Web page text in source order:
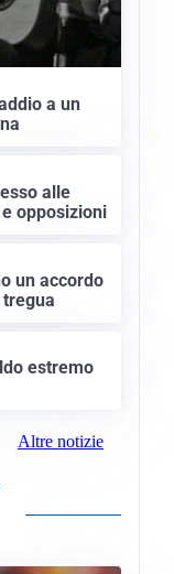
a un
alle
opposizioni
un accordo
estremo
Altre notizie